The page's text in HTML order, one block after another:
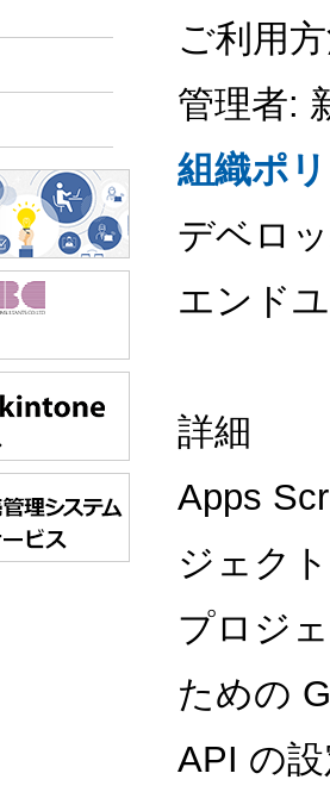
ご利用
管理者:
組織ポ
デベロ
エンド
詳細
Apps
ジェク
プロジ
ための
API の